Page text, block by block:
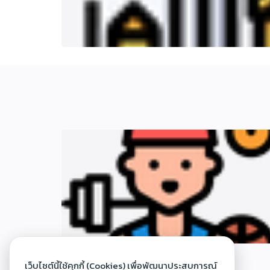
15 ต.ค. 2565
เว็บไซต์นี้ใช้คุกกี้ (Cookies) เพื่อพัฒนาประสบการณ์